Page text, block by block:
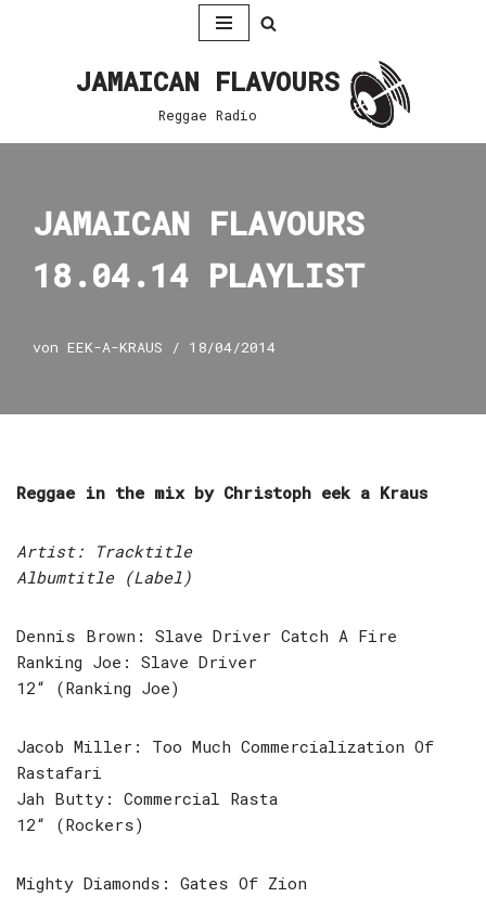
JAMAICAN FLAVOURS
Reggae Radio
JAMAICAN FLAVOURS
18.04.14 PLAYLIST
von EEK-A-KRAUS 18/04/2014
Reggae in the mix by Christoph eek a Kraus
Artist: Tracktitle
Albumtitle (Label)
Dennis Brown: Slave Driver Catch A Fire
Ranking Joe: Slave Driver
12“ (Ranking Joe)
Jacob Miller: Too Much Commercialization Of
Rastafari
Jah Butty: Commercial Rasta
12“ (Rockers)
Mighty Diamonds: Gates Of Zion